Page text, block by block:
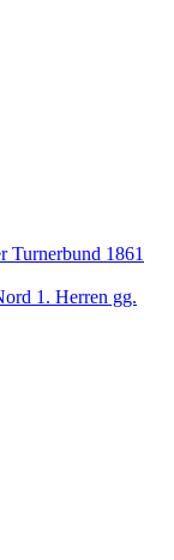
Turnerbund 1861
1. Herren gg.